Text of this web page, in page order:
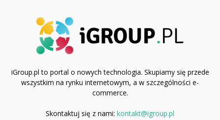
iGroup.pl to portal o nowych technologia. Skupiamy się przede
wszystkim na rynku internetowym, a w szczególności e-
commerce.
Skontaktuj się z nami: kontakt@igroup.pl